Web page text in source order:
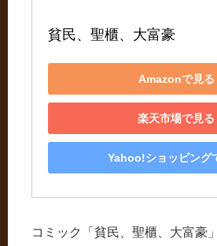
貧民、聖櫃、大富豪
Amazonで見る
楽天市場で見る
Yahoo!ショッピング
コミック「貧民、聖櫃、大富豪